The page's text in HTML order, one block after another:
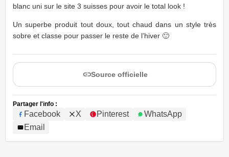
blanc uni sur le site 3 suisses pour avoir le total look !
Un superbe produit tout doux, tout chaud dans un style très
sobre et classe pour passer le reste de l’hiver 🙂
Source officielle
Partager l'info :
Facebook X Pinterest
WhatsApp
Email